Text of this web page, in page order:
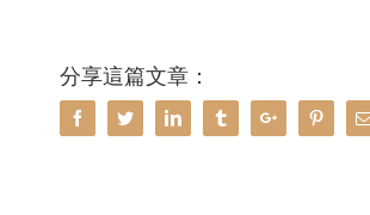
分享這篇文章：
Facebook
TwitterLinkedinTumblrGoogle+